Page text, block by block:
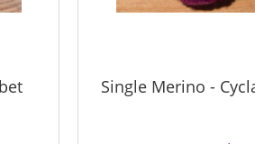
Single Merino -